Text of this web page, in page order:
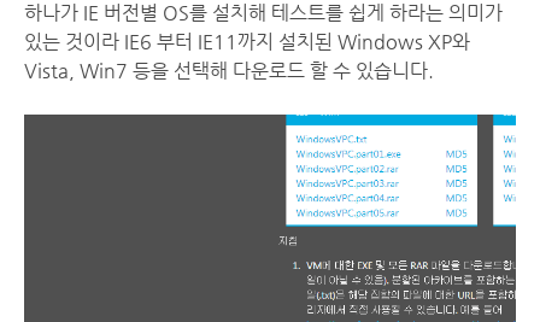
하나가 IE 버전별 OS를 설치해 테스트를 쉽게 하라는 의미가
있는 것이라 IE6 부터 IE11까지 설치된 Windows XP와
Vista, Win7 등을 선택해 다운로드 할 수 있습니다.